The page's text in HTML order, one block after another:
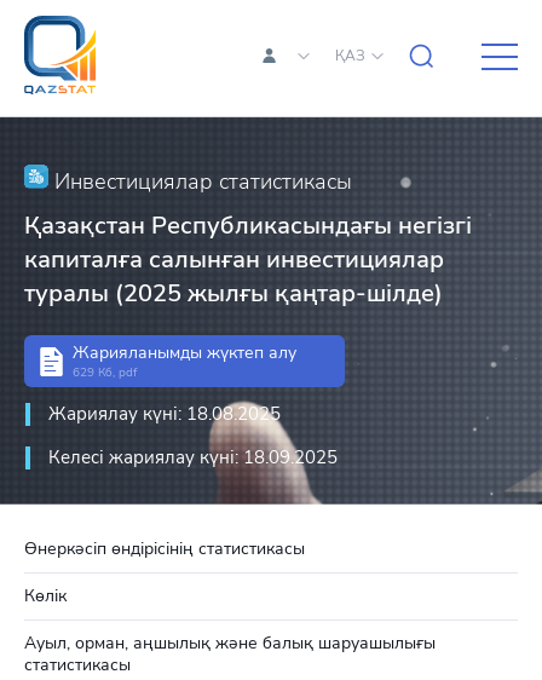
ҚАЗ
Өнеркәсіп өндірісінің статистикасы
Көлік
Ауыл, орман, аңшылық және балық шаруашылығы
статистикасы
Инвестициялар статистикасы
Қазақстан Республикасындағы негізгі
капиталға салынған инвестициялар
туралы (2025 жылғы қаңтар-шілде)
Жарияланымды жүктеп алу
629 Кб, pdf
Жариялау күні: 18.08.2025
Келесі жариялау күні: 18.09.2025